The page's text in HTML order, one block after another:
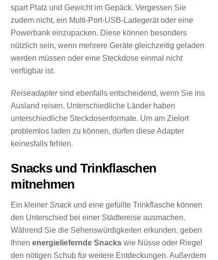
spart Platz und Gewicht im Gepäck. Vergessen Sie
zudem nicht, ein Multi-Port-USB-Ladegerät oder eine
Powerbank einzupacken. Diese können besonders
nützlich sein, wenn mehrere Geräte gleichzeitig geladen
werden müssen oder eine Steckdose einmal nicht
verfügbar ist.
Reiseadaptersind ebenfalls entscheidend, wenn Sie ins
Ausland reisen. Unterschiedliche Länder haben
unterschiedliche Steckdosenformate. Um am Zielort
problemlos laden zu können, dürfen diese Adapter
keinesfalls fehlen.
Snacks und Trinkflaschen
mitnehmen
Ein kleinerSnackund eine gefüllte Trinkflasche können
den Unterschied bei einer Städtereise ausmachen.
Während Sie die Sehenswürdigkeiten erkunden, geben
Ihnenenergieliefernde Snacks wie Nüsse oder Riegel
den nötigen Schub für weitere Entdeckungen. Außerdem